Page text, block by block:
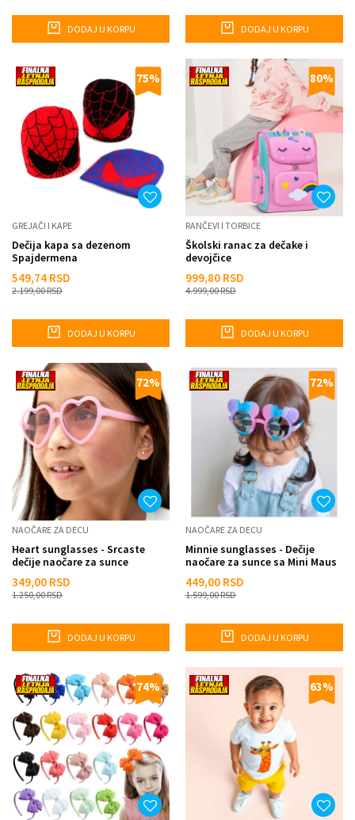
DODAJ U KORPU DODAJ U KORPU
75%
GREJAČI I KAPE
Dečija kapa sa dezenom
Spajdermena
549,74 RSD
2.199,00RSD
DODAJ U KORPU
80%
RANČEVI I TORBICE
Školski ranac za dečake i
devojčice
999,80 RSD
4.999,00RSD
DODAJ U KORPU
72%
NAOČARE ZA DECU
Heart sunglasses - Srcaste
dečije naočare za sunce
349,00 RSD
1.250,00RSD
DODAJ U KORPU
72%
NAOČARE ZA DECU
Minnie sunglasses - Dečije
naočare za sunce sa Mini Maus
449,00 RSD
1.599,00RSD
DODAJ U KORPU
74% 63%